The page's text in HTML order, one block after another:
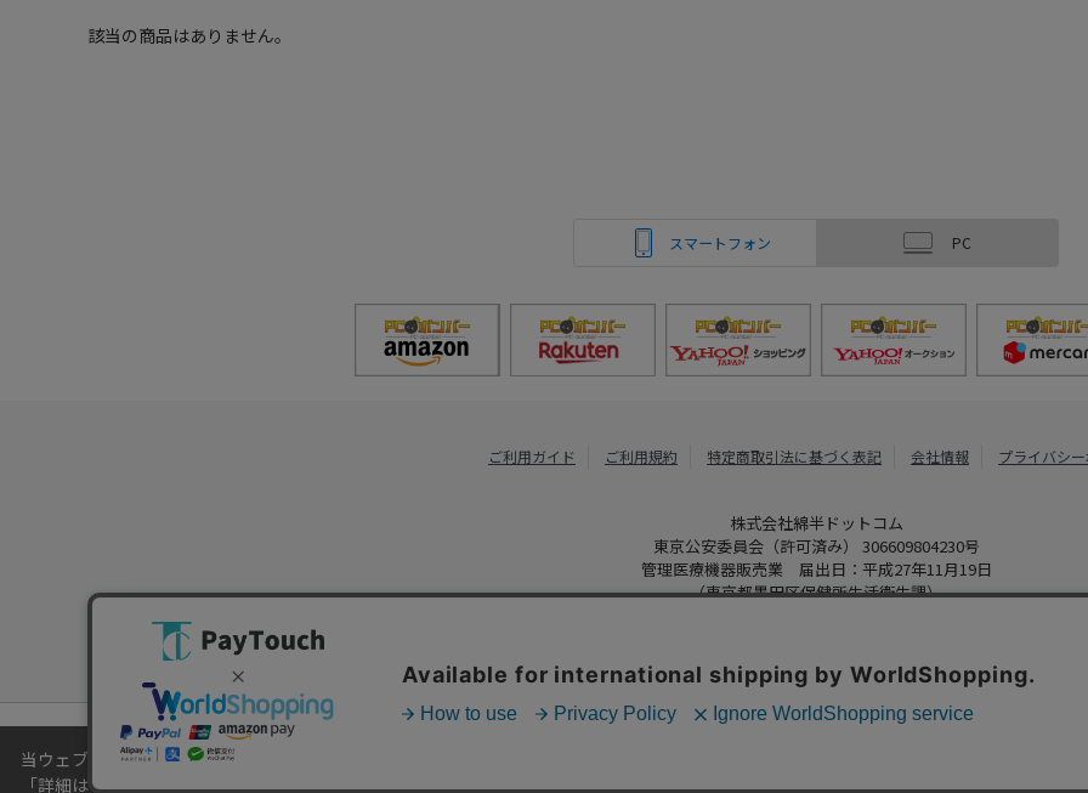
該当の商品はありません。
スマートフォン PC
ご利用ガイド ご利用規約 特定商取引法に基づく表記 会社情報 プライバシ
株式会社綿半ドットコム
東京公安委員会（許可済み） 306609804230号
管理医療機器販売業 届出日：平成27年11月19日
（東京都墨田区保健所生活衛生課）
Copyright 2022Watahan.com Co., Ltd. Powered by Watahan
当ウェブサイトでは、お客様により良いサービスをご提供するため、クッキーを利用しています。サイト利用を継続することにより、クッ
「詳細はこちら」をご覧ください。